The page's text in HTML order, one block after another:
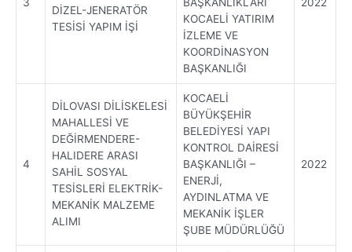
DİZEL-JENERATÖR
TESİSİ YAPIM İŞİ
KOCAELİ YATIRIM
İZLEME VE
KOORDİNASYON
BAŞKANLIĞI
4
DİLOVASI DİLİSKELESİ
MAHALLESİ VE
DEĞİRMENDERE-
HALIDERE ARASI
SAHİL SOSYAL
TESİSLERİ ELEKTRİK-
MEKANİK MALZEME
ALIMI
KOCAELİ
BÜYÜKŞEHİR
BELEDİYESİ YAPI
KONTROL DAİRESİ
BAŞKANLIĞI –
ENERJİ,
AYDINLATMA VE
MEKANİK İŞLER
ŞUBE MÜDÜRLÜĞÜ
2022